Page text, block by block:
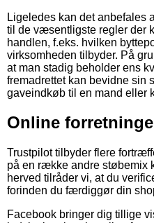
Ligeledes kan det anbefales
til de væsentligste regler der
handlen, f.eks. hvilken
virksomheden tilbyder. På
at man stadig beholder ens
fremadrettet kan bevidne sin
gaveindkøb til en mand eller
Online
Trustpilot tilbyder flere
på en række andre støbemix
herved tilråder vi, at du
forinden du færdiggør din
Facebook bringer dig tillige